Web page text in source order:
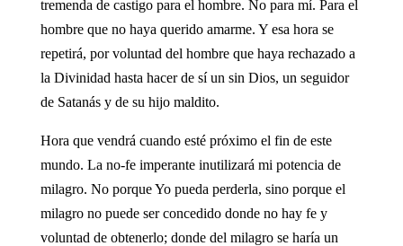
tremenda de castigo para el hombre. No para mí. Para el
hombre que no haya querido amarme. Y esa hora se
repetirá, por voluntad del hombre que haya rechazado a
la Divinidad hasta hacer de sí un sin Dios, un seguidor
de Satanás y de su hijo maldito.
Hora que vendrá cuando esté próximo el fin de este
mundo. La no-fe imperante inutilizará mi potencia de
milagro. No porque Yo pueda perderla, sino porque el
milagro no puede ser concedido donde no hay fe y
voluntad de obtenerlo; donde del milagro se haría un